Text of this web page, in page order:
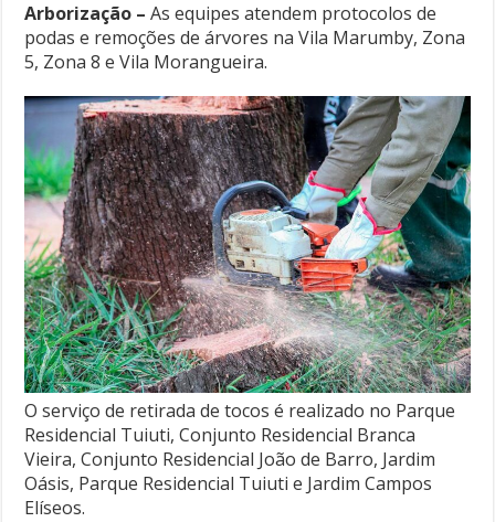
Arborização – As equipes atendem protocolos de
podas e remoções de árvores na Vila Marumby, Zona
5, Zona 8 e Vila Morangueira.
O serviço de retirada de tocos é realizado no Parque
Residencial Tuiuti, Conjunto Residencial Branca
Vieira, Conjunto Residencial João de Barro, Jardim
Oásis, Parque Residencial Tuiuti e Jardim Campos
Elíseos.